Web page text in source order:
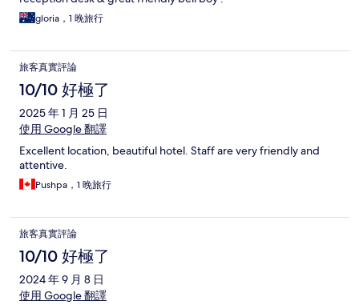
gloria，1 晚旅行
旅客真實評論
10/10 好極了
2025 年 1 月 25 日
使用 Google 翻譯
Excellent location, beautiful hotel. Staff are very friendly and
attentive.
Pushpa，1 晚旅行
旅客真實評論
10/10 好極了
2024 年 9 月 8 日
使用 Google 翻譯